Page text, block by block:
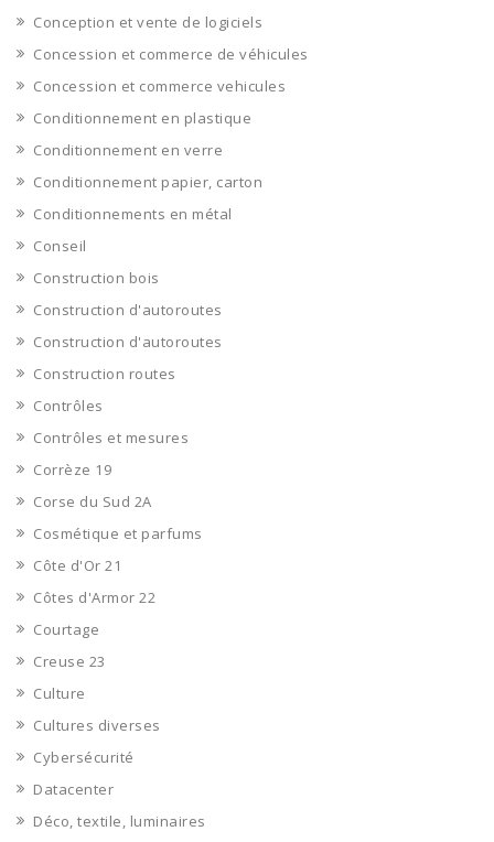
Conception et vente de logiciels
Concession et commerce de véhicules
Concession et commerce vehicules
Conditionnement en plastique
Conditionnement en verre
Conditionnement papier, carton
Conditionnements en métal
Conseil
Construction bois
Construction d'autoroutes
Construction d'autoroutes
Construction routes
Contrôles
Contrôles et mesures
Corrèze 19
Corse du Sud 2A
Cosmétique et parfums
Côte d'Or 21
Côtes d'Armor 22
Courtage
Creuse 23
Culture
Cultures diverses
Cybersécurité
Datacenter
Déco, textile, luminaires